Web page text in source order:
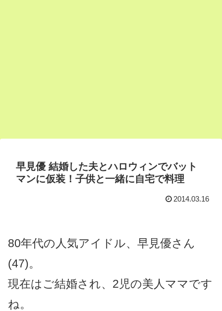
早見優 結婚した夫とハロウィンでバット
マンに仮装！子供と一緒に自宅で料理
2014.03.16
80年代の人気アイドル、早見優さん
(47)。
現在はご結婚され、2児の美人ママです
ね。